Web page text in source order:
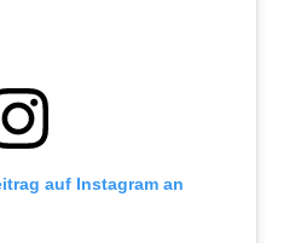
auf Instagram an